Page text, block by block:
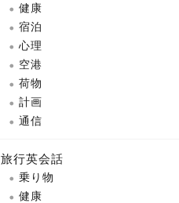
健康
宿泊
心理
空港
荷物
計画
通信
旅行英会話
乗り物
健康